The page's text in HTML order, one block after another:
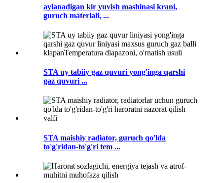
aylanadigan kir yuvish mashinasi krani,
guruch materiali, ...
STA uy tabiiy gaz quvuri yong'inga qarshi
gaz quvuri ...
STA maishiy radiator, guruch qo'lda
to'g'ridan-to'g'ri tem ...